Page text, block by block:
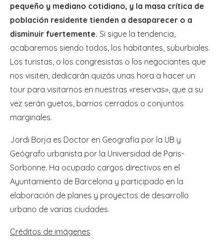
pequeño y mediano cotidiano, y la masa crítica de
población residente tienden a desaparecer o a
disminuir fuertemente. Si sigue la tendencia,
acabaremos siendo todos, los habitantes, suburbiales.
Los turistas, o los congresistas o los negociantes que
nos visiten, dedicarán quizás unas hora a hacer un
tour para visitarnos en nuestras «reservas», que a su
vez serán guetos, barrios cerrados o conjuntos
marginales.
Jordi Borja es Doctor en Geografía por la UB y
Geógrafo urbanista por la Universidad de Paris-
Sorbonne. Ha ocupado cargos directivos en el
Ayuntamiento de Barcelona y participado en la
elaboración de planes y proyectos de desarrollo
urbano de varias ciudades.
Créditos de imágenes: